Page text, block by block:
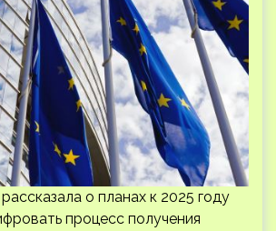
о планах к 2025 году
процесс получения